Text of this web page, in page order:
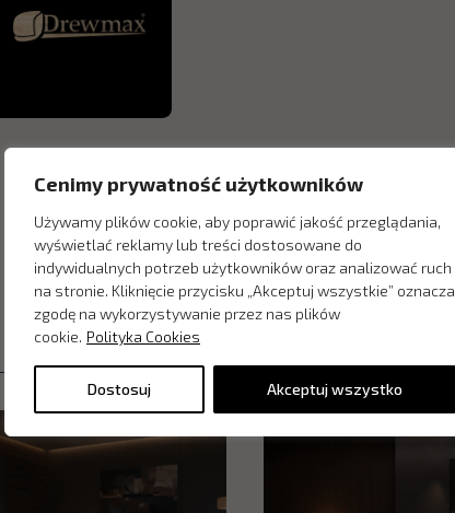
Cenimy prywatność użytkowników
Używamy plików cookie, aby poprawić jakość przeglądania,
wyświetlać reklamy lub treści dostosowane do
indywidualnych potrzeb użytkowników oraz analizować ruch
na stronie. Kliknięcie przycisku „Akceptuj wszystkie” oznacza
zgodę na wykorzystywanie przez nas plików
cookie. Polityka Cookies
Dostosuj Akceptuj wszystko